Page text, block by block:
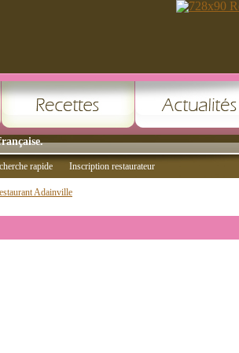
rapide Inscription restaurateur
Adainville